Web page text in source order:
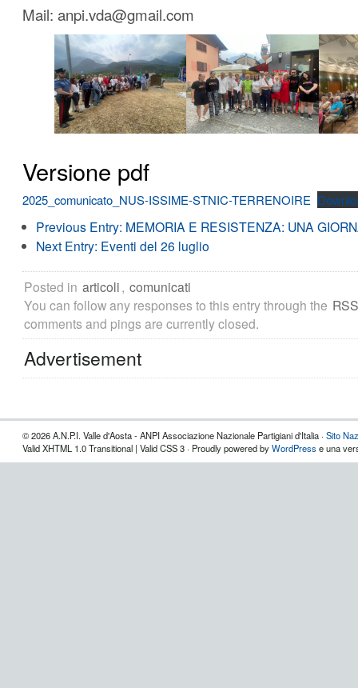
Mail: anpi.vda@gmail.com
Versione pdf
2025_comunicato_NUS-ISSIME-STNIC-TERRENOIRE
Previous Entry: MEMORIA E RESISTENZA: UNA
Next Entry: Eventi del 26 luglio
Posted in articoli, comunicati
You can follow any responses to this entry through the
comments and pings are currently closed.
Advertisement
© 2026 A.N.P.I. Valle d'Aosta - ANPI Associazione Nazionale Partigiani d'Italia · Sito
Valid XHTML 1.0 Transitional | Valid CSS 3 · Proudly powered byWordPress e una